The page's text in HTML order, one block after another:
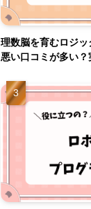
理数脳を育むロジ
悪い口コミが多い